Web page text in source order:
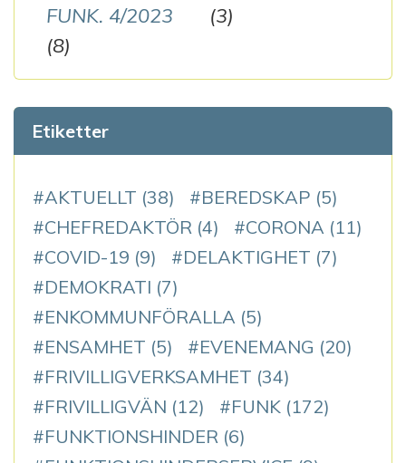
FUNK. 4/2023
(8)
(3)
Etiketter
AKTUELLT (38) BEREDSKAP (5)
CHEFREDAKTÖR (4) CORONA (11)
COVID-19 (9) DELAKTIGHET (7)
DEMOKRATI (7)
ENKOMMUNFÖRALLA (5)
ENSAMHET (5) EVENEMANG (20)
FRIVILLIGVERKSAMHET (34)
FRIVILLIGVÄN (12) FUNK (172)
FUNKTIONSHINDER (6)